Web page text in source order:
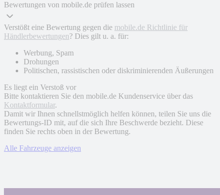
Bewertungen von mobile.de prüfen lassen
Verstößt eine Bewertung gegen die mobile.de Richtlinie für
Händlerbewertungen? Dies gilt u. a. für:
Werbung, Spam
Drohungen
Politischen, rassistischen oder diskriminierenden Äußerungen
Es liegt ein Verstoß vor
Bitte kontaktieren Sie den mobile.de Kundenservice über das
Kontaktformular.
Damit wir Ihnen schnellstmöglich helfen können, teilen Sie uns die
Bewertungs-ID mit, auf die sich Ihre Beschwerde bezieht. Diese
finden Sie rechts oben in der Bewertung.
Alle Fahrzeuge anzeigen